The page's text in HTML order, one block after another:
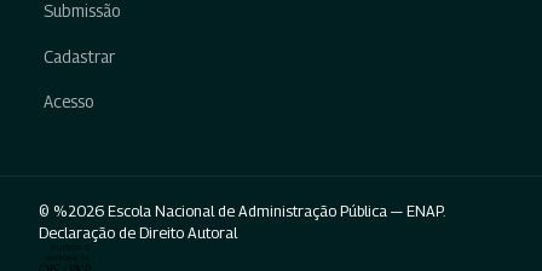
Submissão
Cadastrar
Acesso
© %2026 Escola Nacional de Administração Pública — ENAP.
Declaração de Direito Autoral